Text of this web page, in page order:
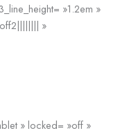
»1.2em »
»
» locked= »off »